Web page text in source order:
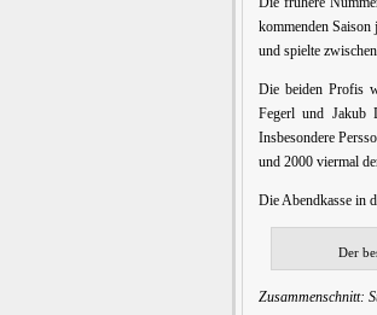
kommenden Saison
und spielte
Die beiden Profis
Fegerl und Jakub
Insbesondere
und 2000 viermal
Die Abendkasse in
Der
Zusammenschnitt: